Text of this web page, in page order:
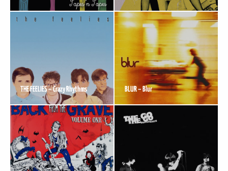
THE FEELIES – Crazy Rhythms BLUR – Blur